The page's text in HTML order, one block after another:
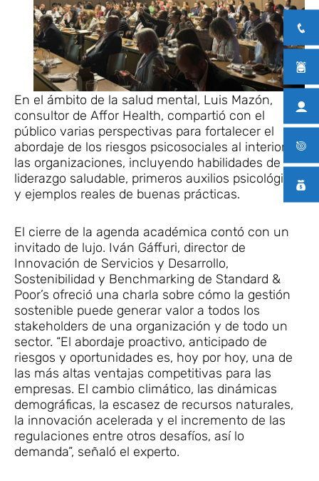
En el ámbito de la salud mental, Luis Mazón,
consultor de Affor Health, compartió con el
público varias perspectivas para fortalecer el
abordaje de los riesgos psicosociales al interior de
las organizaciones, incluyendo habilidades de
liderazgo saludable, primeros auxilios psicológicos
y ejemplos reales de buenas prácticas.
El cierre de la agenda académica contó con un
invitado de lujo. Iván Gáffuri, director de
Innovación de Servicios y Desarrollo,
Sostenibilidad y Benchmarking de Standard &
Poor’s ofreció una charla sobre cómo la gestión
sostenible puede generar valor a todos los
stakeholders de una organización y de todo un
sector. “El abordaje proactivo, anticipado de
riesgos y oportunidades es, hoy por hoy, una de
las más altas ventajas competitivas para las
empresas. El cambio climático, las dinámicas
demográficas, la escasez de recursos naturales,
la innovación acelerada y el incremento de las
regulaciones entre otros desafíos, así lo
demanda”, señaló el experto.